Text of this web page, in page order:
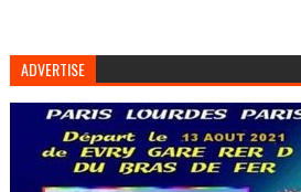
ADVERTISE